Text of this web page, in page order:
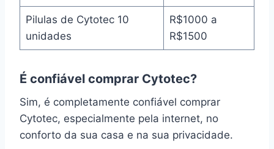
Pilulas de Cytotec 10
unidades
R$1000 a
R$1500
É confiável comprar Cytotec?
Sim, é completamente confiável comprar
Cytotec, especialmente pela internet, no
conforto da sua casa e na sua privacidade.